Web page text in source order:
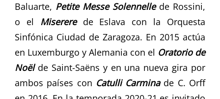
Baluarte, Petite Messe Solennellede Rossini,
o el Misererede Eslava con la Orquesta
Sinfónica Ciudad de Zaragoza. En 2015 actúa
en Luxemburgo y Alemania con el Oratorio de
Noëlde Saint-Saëns y en una nueva gira por
ambos países con Catulli Carminade C. Orff